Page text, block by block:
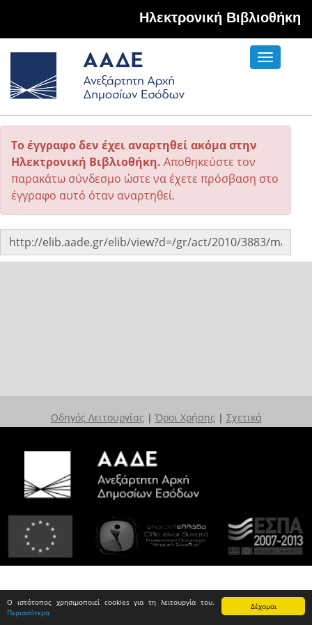
Δέχομαι
Ο ιστότοπος χρησιμοποιεί cookies για τη λειτουργία του.
Περισσότερα
Hλεκτρονική Βιβλιοθήκη
Toggle
Το έγγραφο δεν έχει αναρτηθεί ακόμα στην
Ηλεκτρονική Βιβλιοθήκη. Αποθηκεύστε τον
παρακάτω σύνδεσμο ώστε να έχετε πρόσβαση στο
έγγραφο αυτό όταν αναρτηθεί.
Οδηγός Λειτουργίας | Όροι Χρήσης | Σχετικά